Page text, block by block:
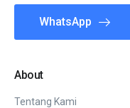
WhatsApp
About
Tentang Kami